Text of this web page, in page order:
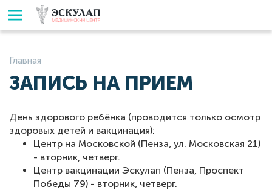
Главная
ЗАПИСЬ НА ПРИЕМ
День здорового ребёнка (проводится только осмотр
здоровых детей и вакцинация):
Центр на Московской (Пенза, ул. Московская 21)
- вторник, четверг.
Центр вакцинации Эскулап (Пенза, Проспект
Победы 79) - вторник, четверг.